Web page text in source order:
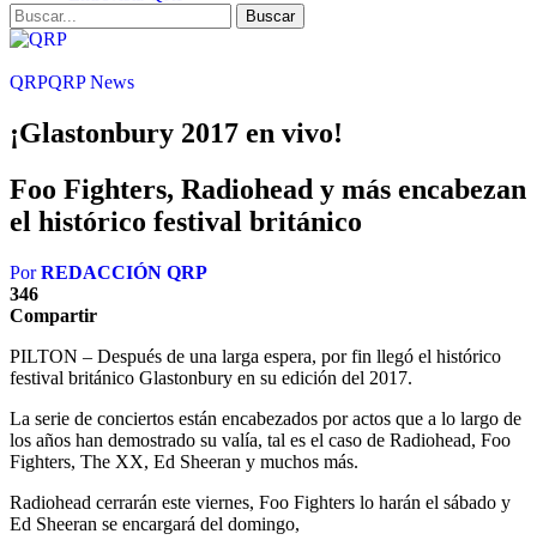
QRPQRP News
¡Glastonbury 2017 en vivo!
Foo Fighters, Radiohead y más encabezan
el histórico festival británico
PorREDACCIÓN QRP
346
Compartir
PILTON – Después de una larga espera, por fin llegó el histórico
festival británico Glastonbury en su edición del 2017.
La serie de conciertos están encabezados por actos que a lo largo de
los años han demostrado su valía, tal es el caso de Radiohead, Foo
Fighters, The XX, Ed Sheeran y muchos más.
Radiohead cerrarán este viernes, Foo Fighters lo harán el sábado y
Ed Sheeran se encargará del domingo,